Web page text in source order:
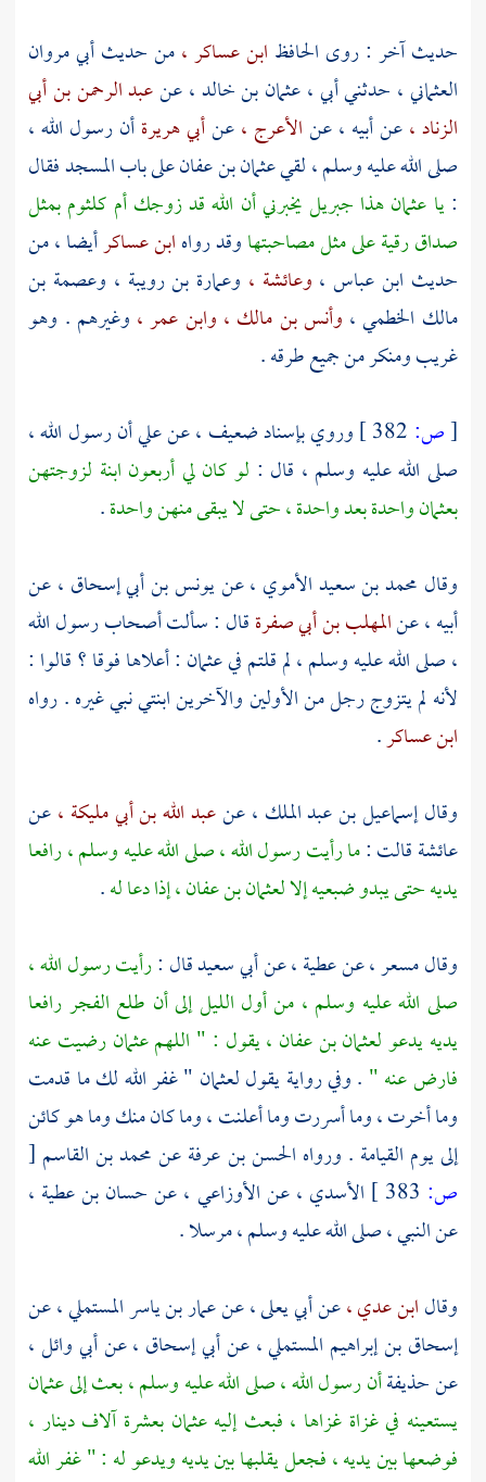
حديث آخر : روى الحافظ ابن عساكر ،من حديثأبي مروان
العثماني ، حدثني أبي ،عثمان بن خالد ،عنعبد الرحمن بن أبي
الزناد ،عن أبيه ، عنالأعرج ،عنأبي هريرةأن رسول الله ،
صلى الله عليه وسلم ، لقيعثمان بن عفانعلى باب المسجد فقال
:يا عثمانهذا جبريليخبرني أن الله قد زوجكأم كلثومبمثل
صداقرقيةعلى مثل مصاحبتهاوقد رواهابن عساكرأيضا ، من
حديث ابن عباس ، وعائشة ، وعمارة بن رويبة ، وعصمة بن
مالك الخطمي ، وأنس بن مالك ، وابن عمر ، وغيرهم . وهو
غريب ومنكر من جميع طرقه .
[ص: وروي بإسناد ضعيف ، عنعليأن رسول الله ،
صلى الله عليه وسلم ، قال : لو كان لي أربعون ابنة لزوجتهن
بعثمانواحدة بعد واحدة ، حتى لا يبقى منهن واحدة.
وقال محمد بن سعيد الأموي ،عنيونس بن أبي إسحاق ،عن
أبيه ، عنالمهلب بن أبي صفرةقال : سألت أصحاب رسول الله
، صلى الله عليه وسلم ، لم قلتم فيعثمان : أعلاها فوقا ؟ قالوا :
لأنه لم يتزوج رجل من الأولين والآخرين ابنتي نبي غيره . رواه
ابن عساكر.
وقالإسماعيل بن عبد الملك ،عنعبد الله بن أبي مليكة ،عن
عائشةقالت :ما رأيت رسول الله ، صلى الله عليه وسلم ، رافعا
يديه حتى يبدو ضبعيه إلالعثمان بن عفان ،إذا دعا له.
وقالمسعر ،عنعطية ،عنأبي سعيدقال :رأيت رسول الله ،
صلى الله عليه وسلم ، من أول الليل إلى أن طلع الفجر رافعا
يديه يدعولعثمان بن عفان ،يقول : " اللهمعثمانرضيت عنه
فارض عنه " . وفي رواية يقوللعثمان " غفر الله لك ما قدمت
وما أخرت ، وما أسررت وما أعلنت ، وما كان منك وما هو كائن
إلى يوم القيامة . ورواه الحسن بن عرفةعنمحمد بن القاسم [
ص:
الأسدي ، عنالأوزاعي ،عنحسان بن عطية ،
عن النبي ، صلى الله عليه وسلم ، مرسلا .
وقالابن عدي ،عنأبي يعلى ،عنعمار بن ياسر المستملي ،عن
إسحاق بن إبراهيم المستملي ،عنأبي إسحاق ،عنأبي وائل ،
عنحذيفةأن رسول الله ، صلى الله عليه وسلم ، بعث إلىعثمان
يستعينه في غزاة غزاها ، فبعث إليهعثمان بعشرة آلاف دينار ،
فوضعها بين يديه ، فجعل يقلبها بين يديه ويدعو له : " غفر الله